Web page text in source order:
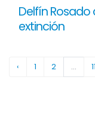
Delfín
extinción
‹ 1 2 ...